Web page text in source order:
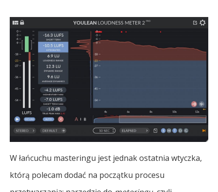
W łańcuchu masteringu jest jednak ostatnia wtyczka,
którą polecam dodać na początku procesu